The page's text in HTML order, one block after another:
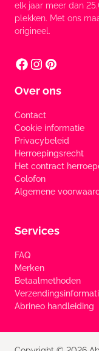
elk jaar meer dan
plekken. Met ons
origineel.
Over ons
Contact
Cookie informatie
Privacybeleid
Herroepingsrecht
Het contract
Colofon
Algemene
Services
FAQ
Merken
Betaalmethoden
Abrineo handleiding